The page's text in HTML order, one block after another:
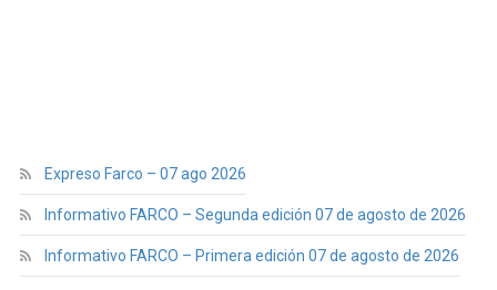
Expreso Farco – 07 ago 2026
Informativo FARCO – Segunda edición 07 de agosto de 2026
Informativo FARCO – Primera edición 07 de agosto de 2026